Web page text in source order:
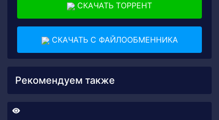
СКАЧАТЬ ТОРРЕНТ
СКАЧАТЬ С ФАЙЛООБМЕННИКА
Рекомендуем также